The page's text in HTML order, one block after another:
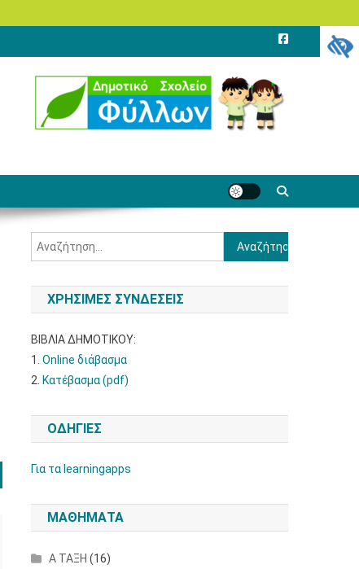
Αναζήτηση
για:
ΧΡΗΣΙΜΕΣ ΣΥΝΔΕΣΕΙΣ
ΒΙΒΛΙΑ ΔΗΜΟΤΙΚΟΥ:
1.Online διάβασμα
2. Κατέβασμα (pdf)
ΟΔΗΓΙΕΣ
Για τα learningapps
ΜΑΘΗΜΑΤΑ
Α ΤΑΞΗ (16)